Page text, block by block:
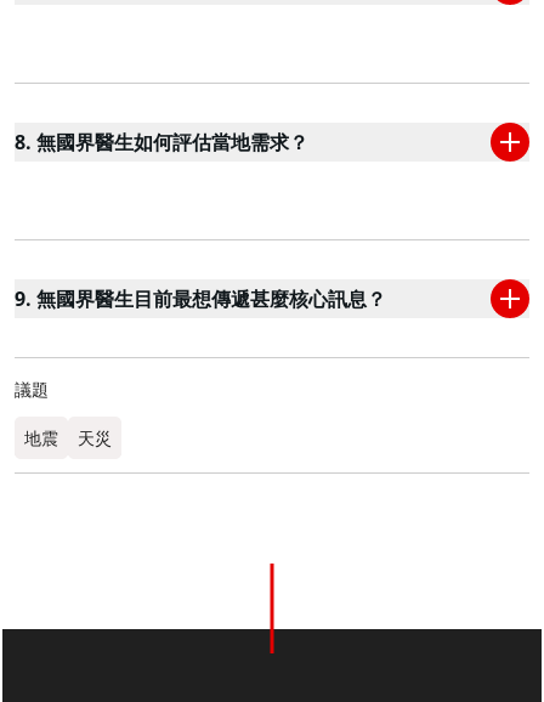
8. 無國界醫生如何評估當地需求？
9. 無國界醫生目前最想傳遞甚麼核心訊息？
議題
地震 天災